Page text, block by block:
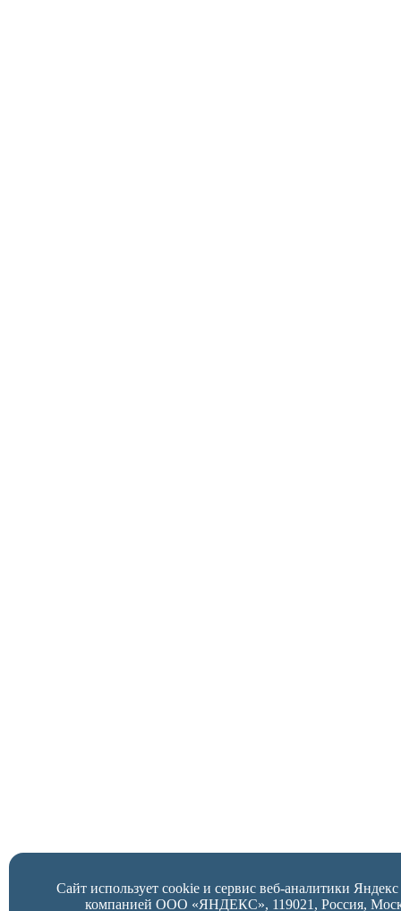
Сайт использует cookie и сервис веб-аналитики
компанией ООО «ЯНДЕКС», 119021, Россия,